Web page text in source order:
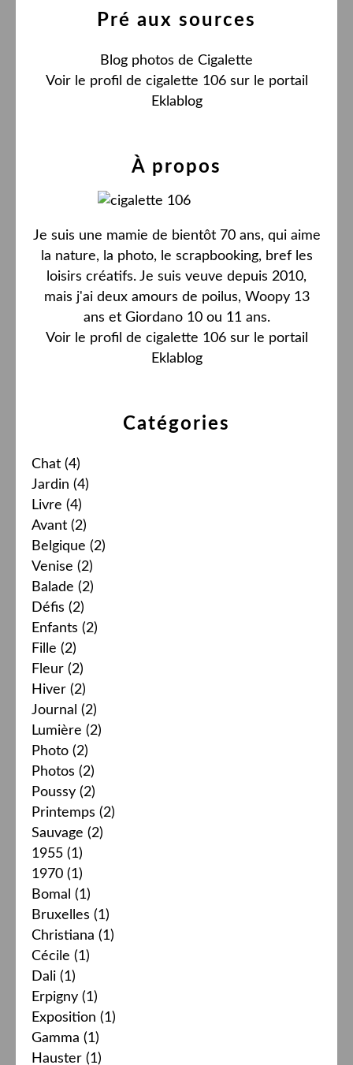
Catégories
Chat (4)
Jardin (4)
Livre (4)
Avant (2)
Belgique (2)
Venise (2)
Balade (2)
Défis (2)
Enfants (2)
Fille (2)
Fleur (2)
Hiver (2)
Journal (2)
Lumière (2)
Photo (2)
Photos (2)
Poussy (2)
Printemps (2)
Sauvage (2)
1955 (1)
1970 (1)
Bomal (1)
Bruxelles (1)
Christiana (1)
Cécile (1)
Dali (1)
Erpigny (1)
Exposition (1)
Gamma (1)
Hauster (1)
Pré aux sources
Blog photos de Cigalette
Voir le profil de cigalette 106sur le portail
Eklablog
À propos
Je suis une mamie de bientôt 70 ans, qui aime
la nature, la photo, le scrapbooking, bref les
loisirs créatifs. Je suis veuve depuis 2010,
mais j'ai deux amours de poilus, Woopy 13
ans et Giordano 10 ou 11 ans.
Voir le profil de cigalette 106sur le portail
Eklablog